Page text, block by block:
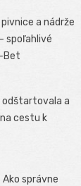
a nádrže
spoľahlivé
Bet
odštartovala a
cestu k
správne